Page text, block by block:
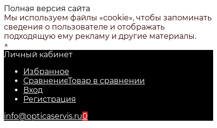
Полная версия сайта
Мы используем файлы «cookie», чтобы запоминать
сведения о пользователе и отображать
подходящую ему рекламу и другие материалы.
×
Личный кабинет
Избранное
СравнениеТовар в сравнении
Вход
Регистрация
info@opticaservis.ru0